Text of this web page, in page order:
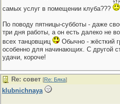
самых услуг в помещении клуба???
По поводу пятницы-субботы - даже
три дня работы, а он есть далеко не
всех танцовщиц
Обычно - жёсткий
особенно для начинающих. С другой
удачи, короче!
Re: совет [Re: Бяка]
klubnichnaya